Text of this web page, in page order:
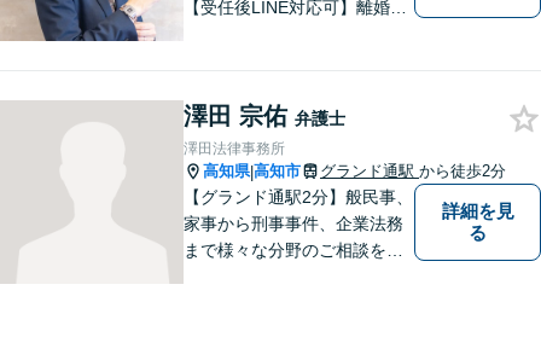
【受任後LINE対応可】離婚、
澤田 宗佑 弁護士
澤田法律事務所
高知県|高知市 グランド通駅 から徒歩2分
【グランド通駅2分】般民事、
家事から刑事事件、企業法務
まで様々な分野のご相談を受
詳細を見
る